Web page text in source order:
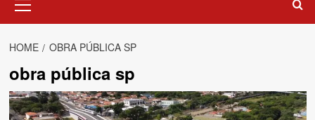
Menu
HOME OBRA PÚBLICA SP
obra pública sp